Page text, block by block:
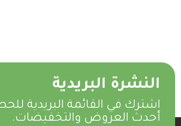
النشرة البريدية
اشترك في القائمة البريدية
أحدث العروض والتخفيضات.